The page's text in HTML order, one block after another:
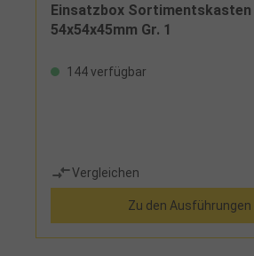
Einsatzbox
54x54x45mm Gr. 1
144 verfügbar
Vergleichen
Zu den Ausführungen